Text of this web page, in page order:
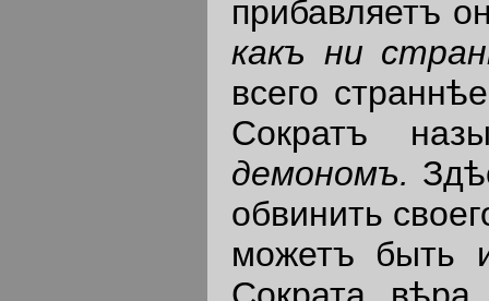
прибавляетъ
какъ ни
всего
Сократъ
демономъ.
обвинить
можетъ быть